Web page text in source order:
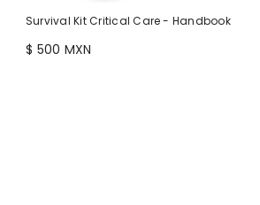
Survival Kit Critical Care - Handbook
$ 500 MXN